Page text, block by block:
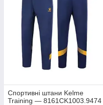
Спортивні штани Kelme
Training — 8161CK1003.9474